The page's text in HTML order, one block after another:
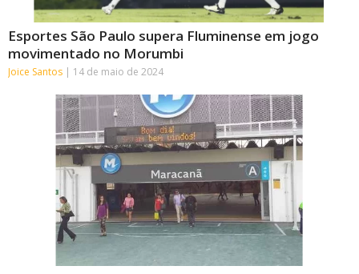
Esportes São Paulo supera Fluminense em jogo
movimentado no Morumbi
Joice Santos 14 de maio de 2024